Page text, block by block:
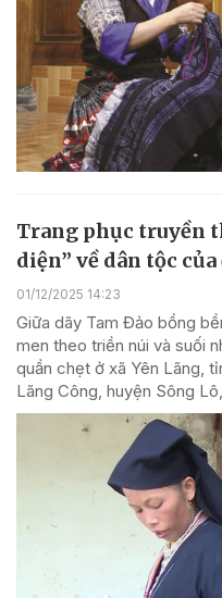
Trang phục truyền
diện” về dân tộc
01/12/2025 14:23
Giữa dãy Tam Đảo bồng
men theo triền núi và suối
quần chẹt ở xã Yên Lãng,
Lãng Công, huyện Sông